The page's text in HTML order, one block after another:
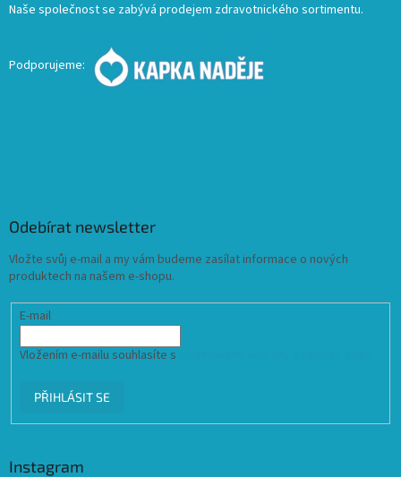
Naše společnost se zabývá prodejem zdravotnického sortimentu.
Podporujeme:
Odebírat newsletter
Vložte svůj e-mail a my vám budeme zasílat informace o nových
produktech na našem e-shopu.
E-mail
Vložením e-mailu souhlasíte s
PŘIHLÁSIT SE
Instagram